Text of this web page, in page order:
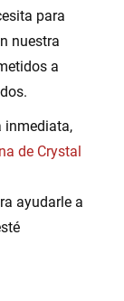
para
nuestra
a
inmediata,
de Crystal
ayudarle a